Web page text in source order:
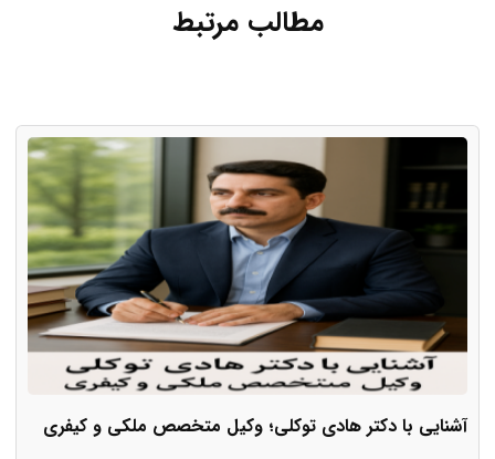
مطالب مرتبط
آشنایی با دکتر هادی توکلی؛ وکیل متخصص ملکی و کیفری